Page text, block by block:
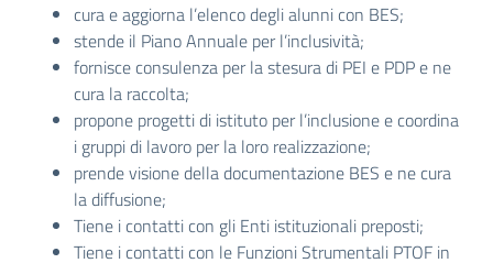
cura e aggiorna l’elenco degli alunni con BES;
stende il Piano Annuale per l’inclusività;
fornisce consulenza per la stesura di PEI e PDP e ne
cura la raccolta;
propone progetti di istituto per l’inclusione e coordina
i gruppi di lavoro per la loro realizzazione;
prende visione della documentazione BES e ne cura
la diffusione;
Tiene i contatti con gli Enti istituzionali preposti;
Tiene i contatti con le Funzioni Strumentali PTOF in